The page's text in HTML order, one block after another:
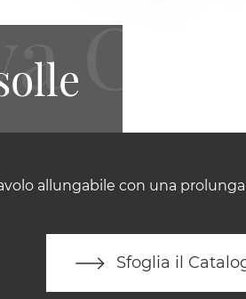
allungabile con una
Sfoglia il